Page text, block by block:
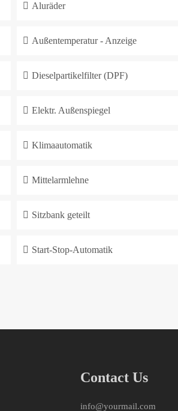
Aluräder
Außentemperatur - Anzeige
Dieselpartikelfilter (DPF)
Elektr. Außenspiegel
Klimaautomatik
Mittelarmlehne
Sitzbank geteilt
Start-Stop-Automatik
Contact Us
info@yourmail.com